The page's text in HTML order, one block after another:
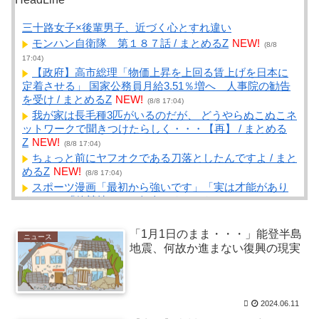
三十路女子×後輩男子、近づく心とすれ違い
モンハン自衛隊 第１８７話 / まとめるZ NEW!
(8/8
17:04)
【政府】高市総理「物価上昇を上回る賃上げを日本に
定着させる」 国家公務員月給3.51％増へ 人事院の勧告
を受け / まとめるZ NEW! (8/8 17:04)
我が家は長毛種3匹がいるのだが、 どうやらぬこぬこネ
ットワークで聞きつけたらしく・・・【再】 / まとめる
Z NEW! (8/8 17:04)
ちょっと前にヤフオクである刀落としたんですよ / まと
めるZ NEW! (8/8 17:04)
スポーツ漫画「最初から強いです」「実は才能があり
ました」「他競技からの転向です」 / まとめるZ NEW!
子どもを産んだら1人2000万円かかると言われており、
仕事もセーブすると老後資金が貯められない…一方、子
育てしていない人は潤沢な資金で悠々老後だと歪ん... /
NEWまとめサイトアンテナ！
スポーツ漫画「最初から強いです」「実は才能があり
ました」「他競技からの転向です」 / NEWまとめサイト
ニュース
「1月1日のまま・・・」能登半島
地震、何故か進まない復興の現実
2024.06.11